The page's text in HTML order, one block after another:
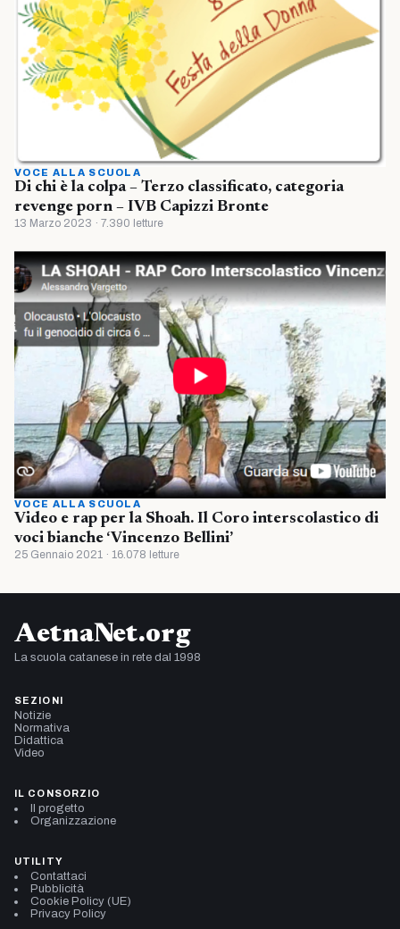
VOCE ALLA SCUOLA
Di chi è la colpa – Terzo classificato, categoria
revenge porn – IVB Capizzi Bronte
13 Marzo 2023 · 7.390 letture
VOCE ALLA SCUOLA
Video e rap per la Shoah. Il Coro interscolastico di
voci bianche ‘Vincenzo Bellini’
25 Gennaio 2021 · 16.078 letture
AetnaNet.org
La scuola catanese in rete dal 1998
SEZIONI
Notizie
Normativa
Didattica
Video
IL CONSORZIO
Il progetto
Organizzazione
UTILITY
Contattaci
Pubblicità
Cookie Policy (UE)
Privacy Policy